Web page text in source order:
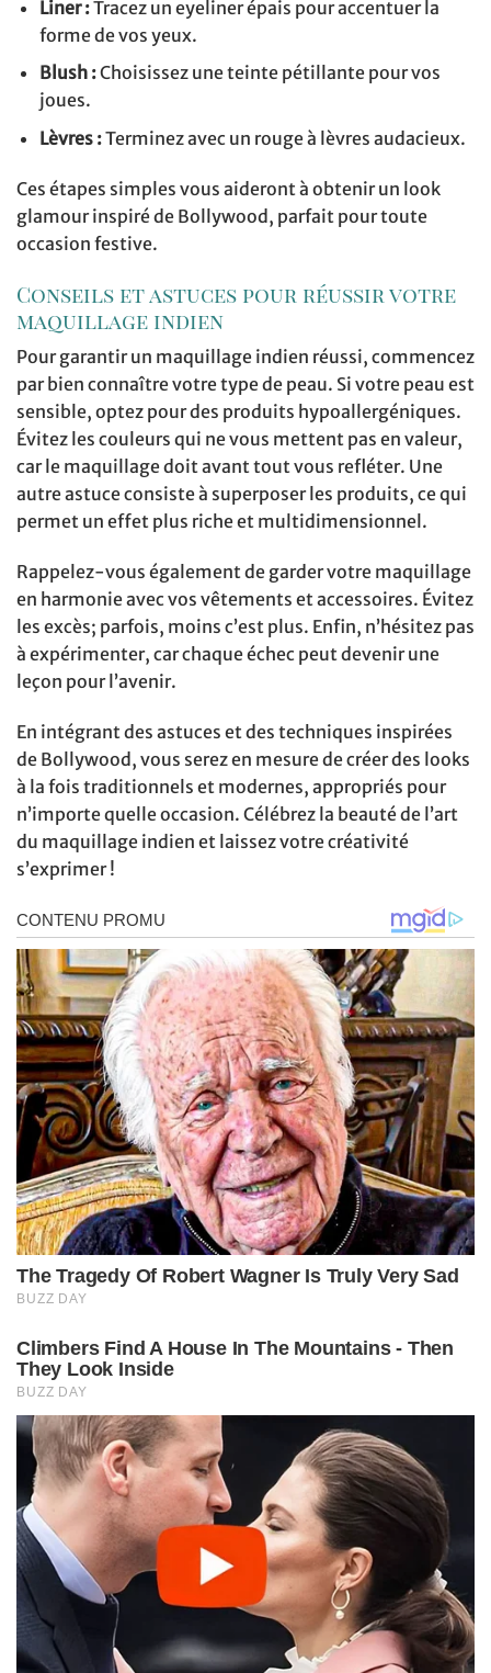
Liner :Tracez un eyeliner épais pour accentuer la
forme de vos yeux.
Blush :Choisissez une teinte pétillante pour vos
joues.
Lèvres :Terminez avec un rouge à lèvres audacieux.
Ces étapes simples vous aideront à obtenir un look
glamour inspiré de Bollywood, parfait pour toute
occasion festive.
Conseils et astuces pour réussir votre
maquillage indien
Pour garantir un maquillage indien réussi, commencez
par bien connaître votre type de peau. Si votre peau est
sensible, optez pour des produits hypoallergéniques.
Évitez les couleurs qui ne vous mettent pas en valeur,
car le maquillage doit avant tout vous refléter. Une
autre astuce consiste à superposer les produits, ce qui
permet un effet plus riche et multidimensionnel.
Rappelez-vous également de garder votre maquillage
en harmonie avec vos vêtements et accessoires. Évitez
les excès; parfois, moins c’est plus. Enfin, n’hésitez pas
à expérimenter, car chaque échec peut devenir une
leçon pour l’avenir.
En intégrant des astuces et des techniques inspirées
de Bollywood, vous serez en mesure de créer des looks
à la fois traditionnels et modernes, appropriés pour
n’importe quelle occasion. Célébrez la beauté de l’art
du maquillage indien et laissez votre créativité
s’exprimer !